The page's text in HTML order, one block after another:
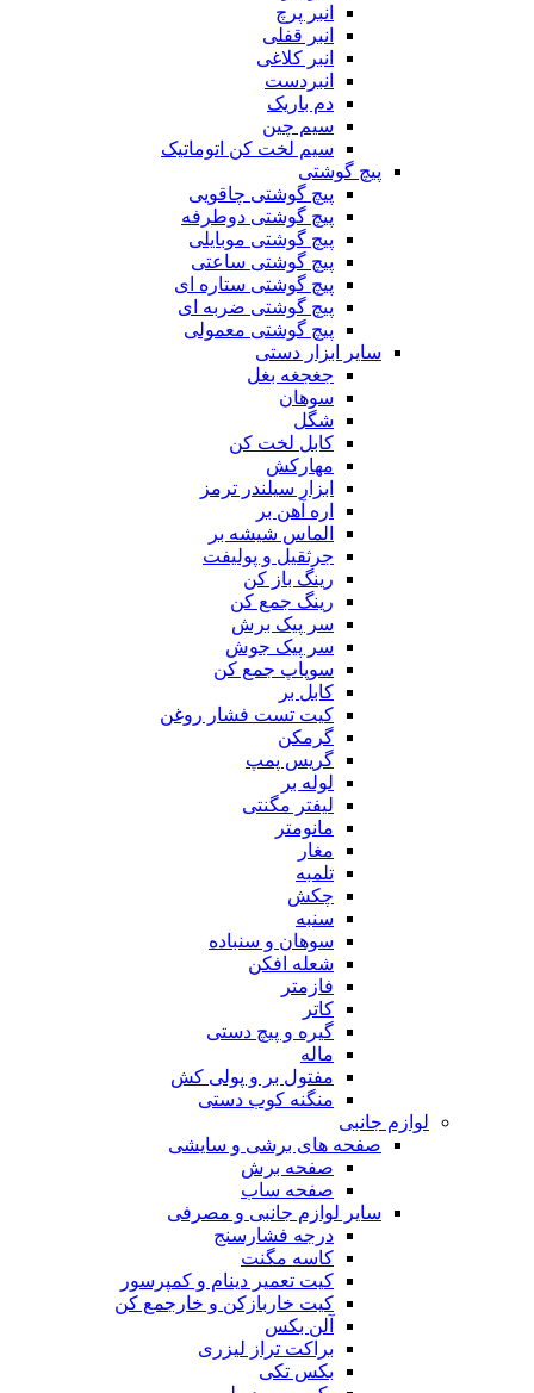
انبر پرچ
انبر قفلی
انبر کلاغی
انبردست
دم باریک
سیم چین
سیم لخت کن اتوماتیک
پیچ گوشتی
پیچ گوشتی چاقویی
پیچ گوشتی دوطرفه
پیچ گوشتی موبایلی
پیچ گوشتی ساعتی
پیچ گوشتی ستاره ای
پیچ گوشتی ضربه ای
پیچ گوشتی معمولی
سایر ابزار دستی
جغجغه بغل
سوهان
شگل
کابل لخت کن
مهارکش
ابزار سیلندر ترمز
اره آهن بر
الماس شیشه بر
جرثقیل و پولیفت
رینگ باز کن
رینگ جمع کن
سر پیک برش
سر پیک جوش
سوپاپ جمع کن
کابل بر
کیت تست فشار روغن
گرمکن
گریس پمپ
لوله بر
لیفتر مگنتی
مانومتر
مغار
تلمبه
چکش
سنبه
سوهان و سنباده
شعله افکن
فازمتر
کاتر
گیره و پیچ دستی
ماله
مفتول بر و پولی کش
منگنه کوب دستی
لوازم جانبی
صفحه های برشی و سایشی
صفحه برش
صفحه ساب
سایر لوازم جانبی و مصرفی
درجه فشارسنج
کاسه مگنت
کیت تعمیر دینام و کمپرسور
کیت خاربازکن و خارجمع کن
آلن بکس
براکت تراز لیزری
بکس تکی